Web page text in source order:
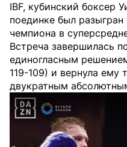
IBF, кубинский боксер
поединке был разыгран
чемпиона в
Встреча завершилась
единогласным
119-109) и вернула ему
двукратным